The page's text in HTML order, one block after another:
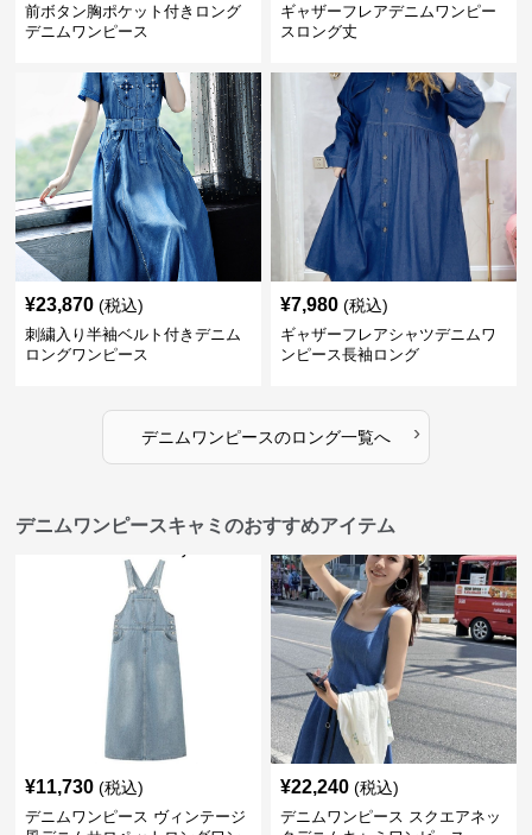
前ボタン胸ポケット付きロング
デニムワンピース
ギャザーフレアデニムワンピー
スロング丈
¥23,870 (税込)
刺繍入り半袖ベルト付きデニム
ロングワンピース
¥7,980 (税込)
ギャザーフレアシャツデニムワ
ンピース長袖ロング
デニムワンピースのロング一覧へ ›
デニムワンピースキャミのおすすめアイテム
¥11,730 (税込)
デニムワンピース ヴィンテージ
¥22,240 (税込)
デニムワンピース スクエアネッ